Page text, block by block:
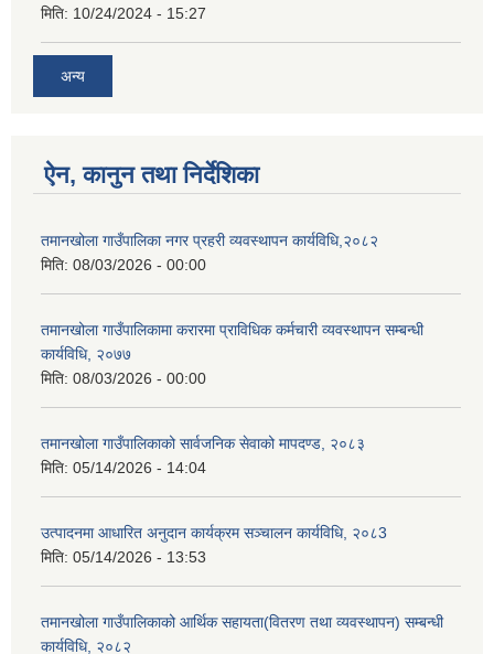
मिति: 10/24/2024 - 15:27
अन्य
ऐन, कानुन तथा निर्देशिका
तमानखोला गाउँपालिका नगर प्रहरी व्यवस्थापन कार्यविधि,२०८२
मिति: 08/03/2026 - 00:00
तमानखोला गाउँपालिकामा करारमा प्राविधिक कर्मचारी व्यवस्थापन सम्बन्धी
कार्यविधि, २०७७
मिति: 08/03/2026 - 00:00
तमानखोला गाउँपालिकाको सार्वजनिक सेवाको मापदण्ड, २०८३
मिति: 05/14/2026 - 14:04
उत्पादनमा आधारित अनुदान कार्यक्रम सञ्चालन कार्यविधि, २०८3
मिति: 05/14/2026 - 13:53
तमानखोला गाउँपालिकाको आर्थिक सहायता(वितरण तथा व्यवस्थापन) सम्बन्धी
कार्यविधि, २०८२